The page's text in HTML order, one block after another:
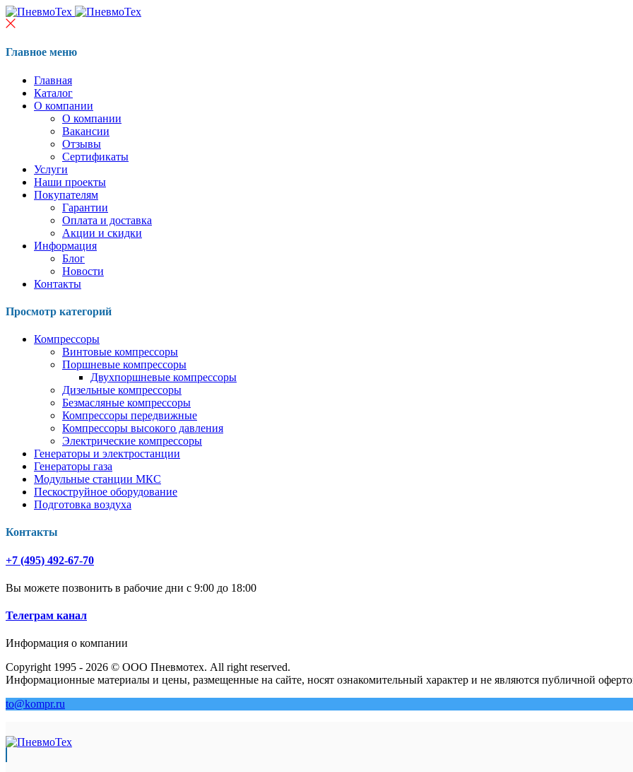
Главное меню
Главная
Каталог
О компании
О компании
Вакансии
Отзывы
Сертификаты
Услуги
Наши проекты
Покупателям
Гарантии
Оплата и доставка
Акции и скидки
Информация
Блог
Новости
Контакты
Просмотр категорий
Компрессоры
Винтовые компрессоры
Поршневые компрессоры
Двухпоршневые компрессоры
Дизельные компрессоры
Безмасляные компрессоры
Компрессоры передвижные
Компрессоры высокого давления
Электрические компрессоры
Генераторы и электростанции
Генераторы газа
Модульные станции МКС
Пескоструйное оборудование
Подготовка воздуха
Контакты
+7 (495) 492-67-70
Вы можете позвонить в рабочие дни с 9:00 до 18:00
Телеграм канал
Информация о компании
Copyright 1995 - 2026 © ООО Пневмотех. All right reserved.
Информационные материалы и цены, размещенные на сайте, носят ознакомительный характер и не являются публичной
to@kompr.ru